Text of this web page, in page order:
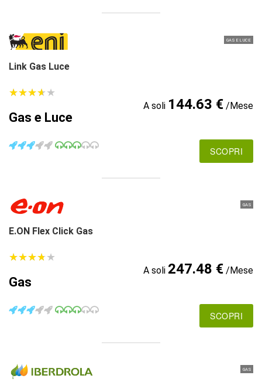
GAS E LUCE
Link Gas Luce
★★★★★
★★★★★
Gas e Luce
A soli 144.63 €/Mese
SCOPRI
GAS
E.ON Flex Click Gas
★★★★★
★★★★★
Gas
A soli 247.48 €/Mese
SCOPRI
GAS